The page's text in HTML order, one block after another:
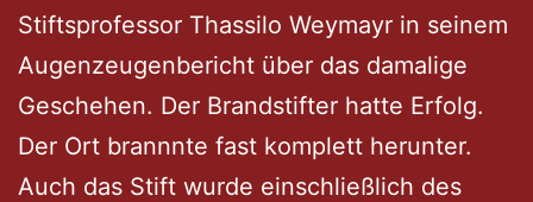
Stiftsprofessor Thassilo Weymayr in seinem
Augenzeugenbericht über das damalige
Geschehen. Der Brandstifter hatte Erfolg.
Der Ort brannnte fast komplett herunter.
Auch das Stift wurde einschließlich des